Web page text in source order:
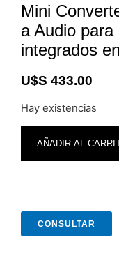
Mini
a Audio
integrados
U$S 433.00
Hay existencias
AÑADIR AL
CONSULTAR